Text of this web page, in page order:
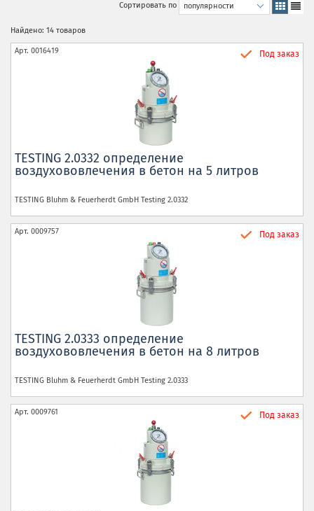
Сортировать по
Найдено: 14 товаров
Арт. 0016419 Под заказ
TESTING 2.0332 определение
воздухововлечения в бетон на 5 литров
TESTING Bluhm & Feuerherdt GmbH Testing 2.0332
Арт. 0009757 Под заказ
TESTING 2.0333 определение
воздухововлечения в бетон на 8 литров
TESTING Bluhm & Feuerherdt GmbH Testing 2.0333
Арт. 0009761 Под заказ